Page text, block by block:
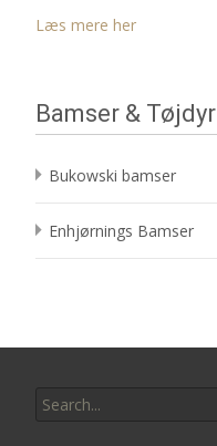
Læs mere her
Bamser & Tøjdyr
Bukowski bamser
Enhjørnings Bamser
for: